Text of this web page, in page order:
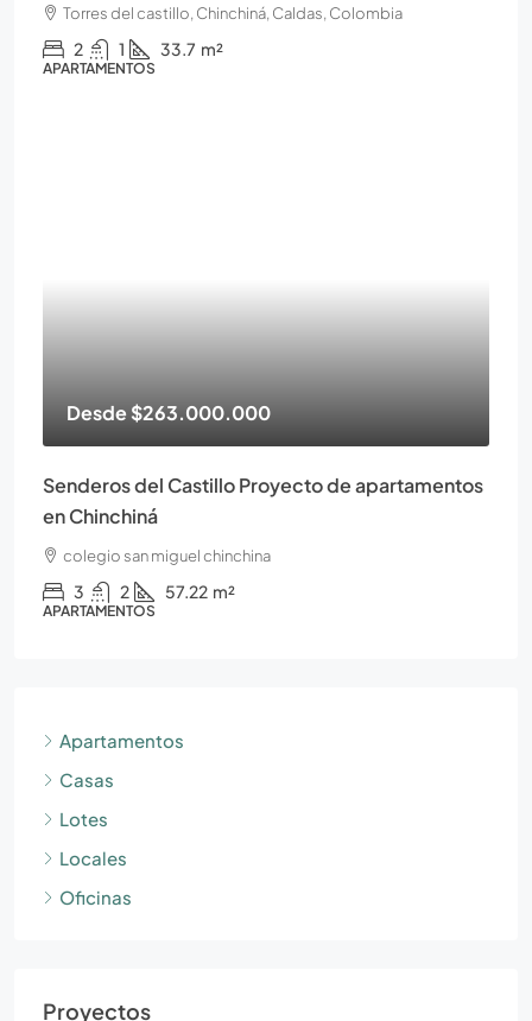
Torres del castillo, Chinchiná, Caldas, Colombia
2 1 33.7 m²
APARTAMENTOS
Desde$263.000.000
Senderos del Castillo Proyecto de apartamentos
en Chinchiná
colegio san miguel chinchina
3 2 57.22 m²
APARTAMENTOS
Apartamentos
Casas
Lotes
Locales
Oficinas
Proyectos